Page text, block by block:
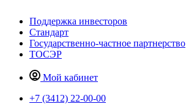
Поддержка инвесторов
Стандарт
Государственно-частное партнерство
ТОСЭР
Мой кабинет
+7 (3412) 22-00-00